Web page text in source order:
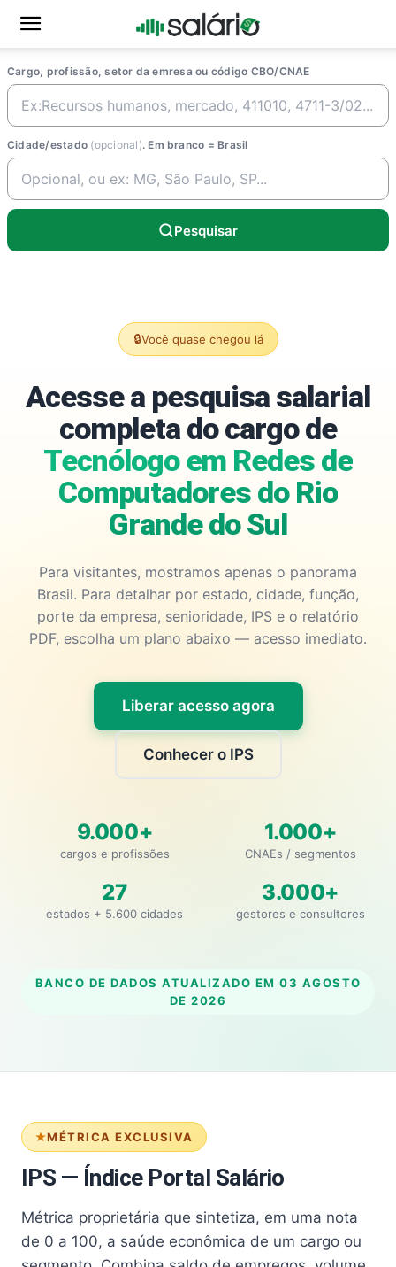
Cargo, profissão, setor da emresa ou código CBO/CNAE
Cidade/estado (opcional). Em branco = Brasil
Pesquisar
🔒Você quase chegou lá
Acesse a pesquisa salarial
completa do cargo de
Tecnólogo em Redes de
Computadores do Rio
Grande do Sul
Para visitantes, mostramos apenas o panorama
Brasil. Para detalhar por estado, cidade, função,
porte da empresa, senioridade, IPS e o relatório
PDF, escolha um plano abaixo — acesso imediato.
Liberar acesso agora
Conhecer o IPS
9.000+
cargos e profissões
1.000+
CNAEs / segmentos
27
estados + 5.600 cidades
3.000+
gestores e consultores
BANCO DE DADOS ATUALIZADO EM 03 AGOSTO
DE 2026
MÉTRICA EXCLUSIVA
IPS — Índice Portal Salário
Métrica proprietária que sintetiza, em uma nota
de 0 a 100, a saúde econômica de um cargo ou